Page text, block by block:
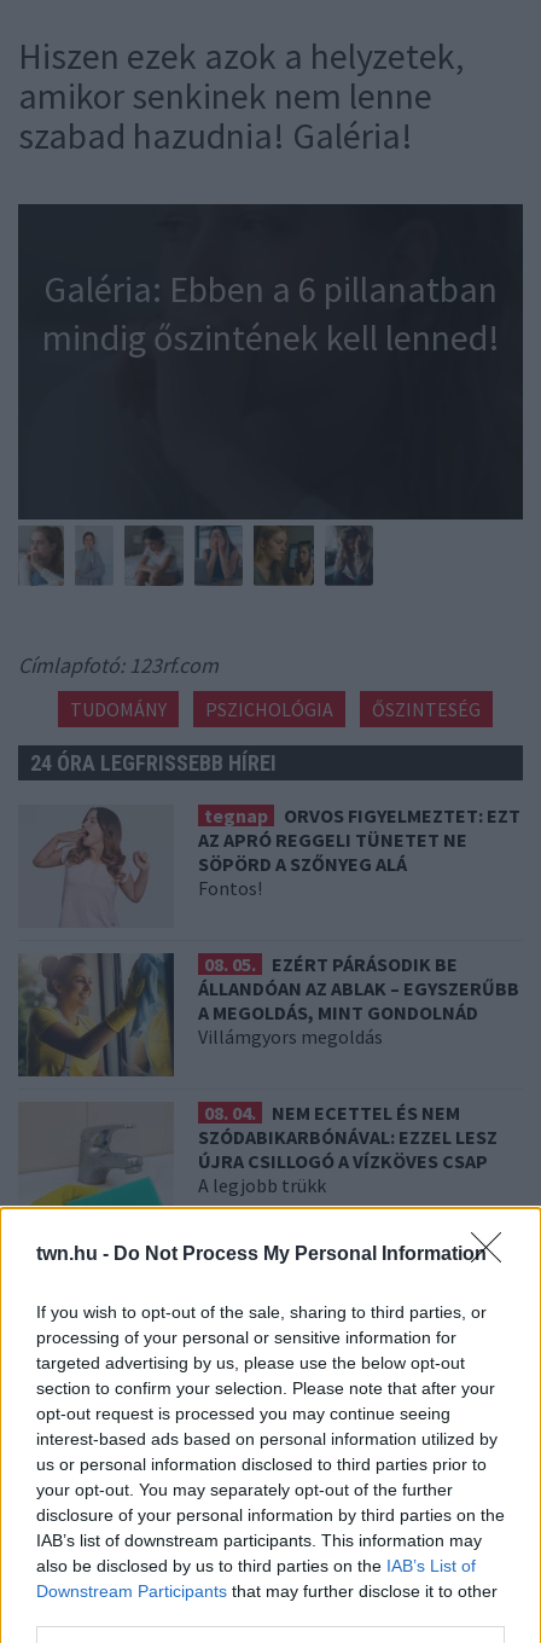
twn.hu - Do Not Process My Personal Information
If you wish to opt-out of the sale, sharing to third parties, or
processing of your personal or sensitive information for
targeted advertising by us, please use the below opt-out
section to confirm your selection. Please note that after your
opt-out request is processed you may continue seeing
interest-based ads based on personal information utilized by
us or personal information disclosed to third parties prior to
your opt-out. You may separately opt-out of the further
disclosure of your personal information by third parties on the
IAB’s list of downstream participants. This information may
also be disclosed by us to third parties on the IAB’s List of
Downstream Participants that may further disclose it to other
Hiszen ezek azok a helyzetek,
amikor senkinek nem lenne
szabad hazudnia! Galéria!
Galéria: Ebben a 6 pillanatban
mindig őszintének kell lenned!
Címlapfotó: 123rf.com
TUDOMÁNY PSZICHOLÓGIA ŐSZINTESÉG
24 ÓRA LEGFRISSEBB HÍREI
tegnap
ORVOS FIGYELMEZTET: EZT
AZ APRÓ REGGELI TÜNETET NE
SÖPÖRD A SZŐNYEG ALÁ
Fontos!
08. 05.
EZÉRT PÁRÁSODIK BE
ÁLLANDÓAN AZ ABLAK – EGYSZERŰBB
A MEGOLDÁS, MINT GONDOLNÁD
Villámgyors megoldás
08. 04.
NEM ECETTEL ÉS NEM
SZÓDABIKARBÓNÁVAL: EZZEL LESZ
ÚJRA CSILLOGÓ A VÍZKÖVES CSAP
A legjobb trükk
08. 03.
HA MINDIG EZT A MONDATOT
ÉRZELMI INTELLIGENCIÁRA UTALHAT
Te szoktad?
08. 02.
SOKAN ROSSZUL TÁROLJÁK A GYÓGYSZEREIKET –
EMIATT CSÖKKENHET A HATÁSUK
Érdemes odafigyelni rá
08. 01.
EGYRE TÖBB FIATALNÁL JELENTKEZIK EZ A
VITAMINHIÁNY – ILYEN JELEKRE FIGYELJ
Erre figyelj!
NEM A CITROMSAV, AZ ECET VAGY A
SZÓDABIKARBÓNA A LEGERŐSEBB: EZT HASZNÁLJÁK A